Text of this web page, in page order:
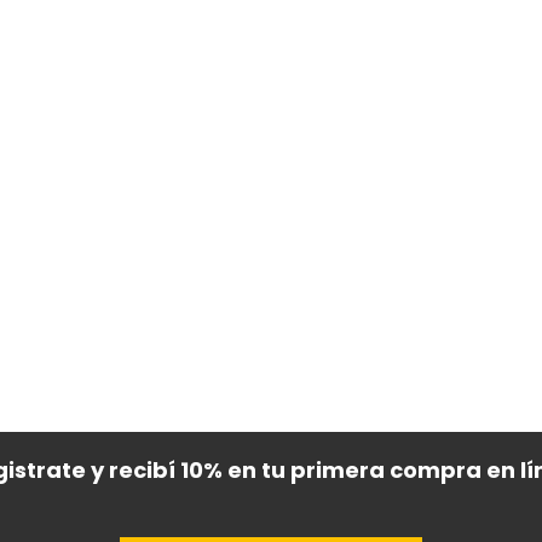
y recibí 10% en tu primera compra en